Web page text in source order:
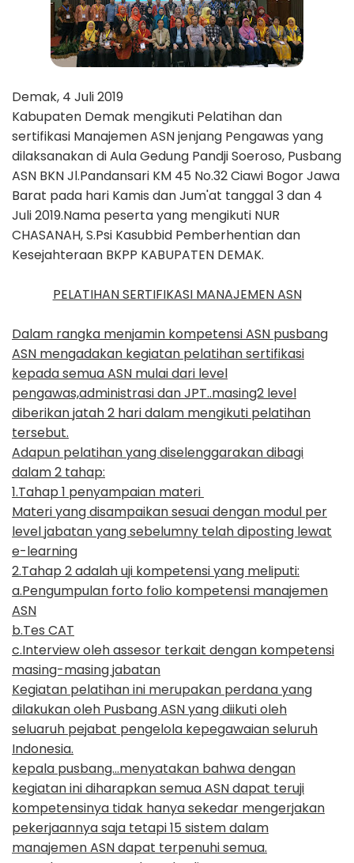
Demak, 4 Juli 2019
Kabupaten Demak mengikuti Pelatihan dan
sertifikasi Manajemen ASN jenjang Pengawas yang
dilaksanakan di Aula Gedung Pandji Soeroso, Pusbang
ASN BKN Jl.Pandansari KM 45 No.32 Ciawi Bogor Jawa
Barat pada hari Kamis dan Jum'at tanggal 3 dan 4
Juli 2019.Nama peserta yang mengikuti NUR
CHASANAH, S.Psi Kasubbid Pemberhentian dan
Kesejahteraan BKPP KABUPATEN DEMAK.
PELATIHAN SERTIFIKASI MANAJEMEN ASN
Dalam rangka menjamin kompetensi ASN pusbang
ASN mengadakan kegiatan pelatihan sertifikasi
kepada semua ASN mulai dari level
pengawas,administrasi dan JPT..masing2 level
diberikan jatah 2 hari dalam mengikuti pelatihan
tersebut.
Adapun pelatihan yang diselenggarakan dibagi
dalam 2 tahap:
1.Tahap 1 penyampaian materi
Materi yang disampaikan sesuai dengan modul per
level jabatan yang sebelumny telah diposting lewat
e-learning
2.Tahap 2 adalah uji kompetensi yang meliputi:
a.Pengumpulan forto folio kompetensi manajemen
ASN
b.Tes CAT
c.Interview oleh assesor terkait dengan kompetensi
masing-masing jabatan
Kegiatan pelatihan ini merupakan perdana yang
dilakukan oleh Pusbang ASN yang diikuti oleh
seluaruh pejabat pengelola kepegawaian seluruh
Indonesia.
kepala pusbang...menyatakan bahwa dengan
kegiatan ini diharapkan semua ASN dapat teruji
kompetensinya tidak hanya sekedar mengerjakan
pekerjaannya saja tetapi 15 sistem dalam
manajemen ASN dapat terpenuhi semua.